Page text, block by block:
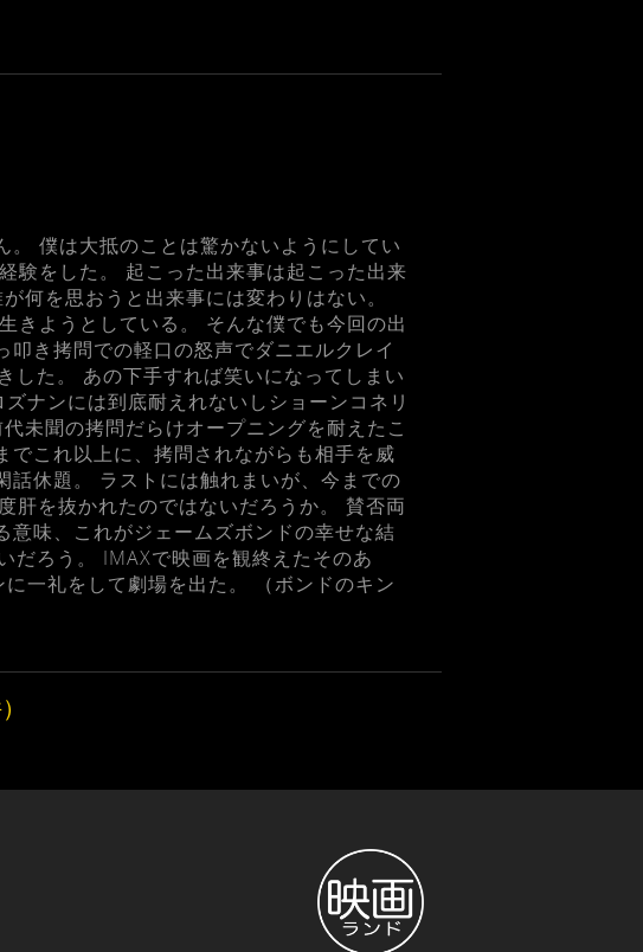
僕は大抵のことは驚かないようにしてい
験をした。 起こった出来事は起こった出来
何を思おうと出来事には変わりはない。
きようとしている。 そんな僕でも今回の出
き拷問での軽口の怒声でダニエルクレイ
した。 あの下手すれば笑いになってしまい
ナンには到底耐えれないしショーンコネリ
未聞の拷問だらけオープニングを耐えたこ
これ以上に、拷問されながらも相手を威
休題。 ラストには触れまいが、今までの
肝を抜かれたのではないだろうか。 賛否両
味、これがジェームズボンドの幸せな結
だろう。 IMAXで映画を観終えたそのあ
一礼をして劇場を出た。 （ボンドのキン